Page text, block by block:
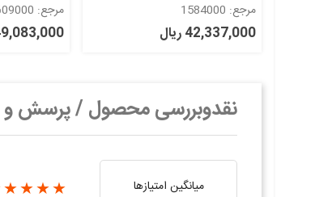
lcd - گرید +A
مرجع: 1584000
42,337,000 ریال
- گرید +A
مرجع: 1609000
49,083,000
نقدوبررسی محصول / پرسش
میانگین امتیازها